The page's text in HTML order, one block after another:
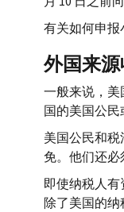
有关如何申
外国来
一般来说，
国的美国公民
美国公民和
免。他们还必
即使纳税人
除了美国的